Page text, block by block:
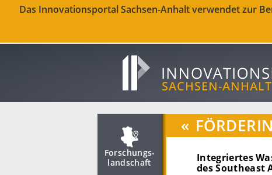
Das Innovationsportal Sachsen-Anhalt verwendet zur
Forschungs­
landschaft
«
Integriertes
des Southeast